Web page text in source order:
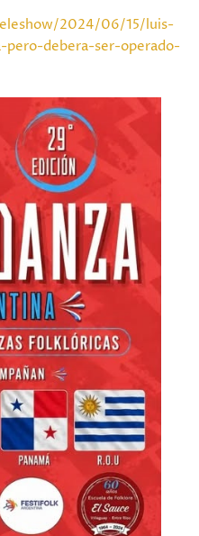
2024/06/15/luis-
debera-ser-operado-